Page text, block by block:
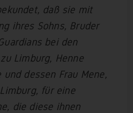
daß sie mit
ihres Sohns, Bruder
bei den
Limburg, Henne
und dessen Frau Mene,
für eine
die diese ihnen